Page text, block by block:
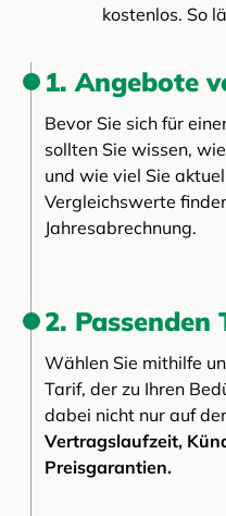
kostenlos. So
1. Angebote
Bevor Sie sich für
sollten Sie wissen,
und wie viel Sie
Vergleichswerte
Jahresabrechnung.
2.
Wählen Sie mithilfe
Tarif, der zu Ihren
dabei nicht nur auf
Vertragslaufzeit,
Preisgarantien.